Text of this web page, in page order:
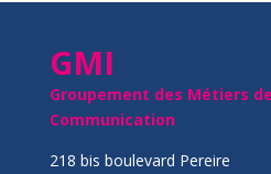
GMI
Groupement des Métiers
Communication
218 bis boulevard Pereire